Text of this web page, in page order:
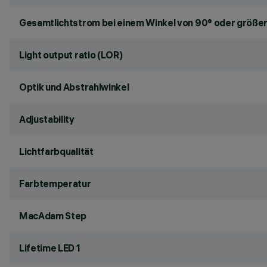
Gesamtlichtstrom bei einem Winkel von 90° oder
Light output ratio (LOR)
Optik und Abstrahlwinkel
Adjustability
Lichtfarbqualität
Farbtemperatur
MacAdam Step
Lifetime LED 1